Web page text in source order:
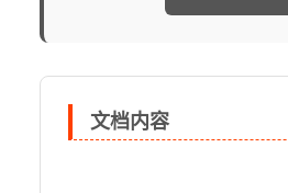
文档内容